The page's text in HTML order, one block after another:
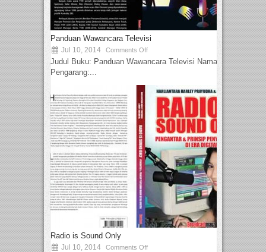
Panduan Wawancara Televisi
Jul 10, 2014 Comments Off
Judul Buku: Panduan Wawancara Televisi Nama
Pengarang:...
Radio is Sound Only
Jul 10, 2014 Comments Off